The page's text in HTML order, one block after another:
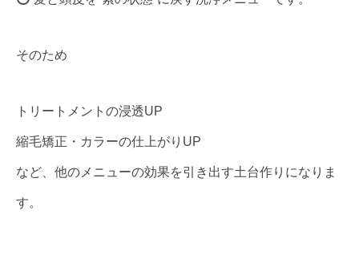
そのため
トリートメントの浸透UP
縮毛矯正・カラーの仕上がりUP
など、他のメニューの効果を引き出す土台作りになりま
す。